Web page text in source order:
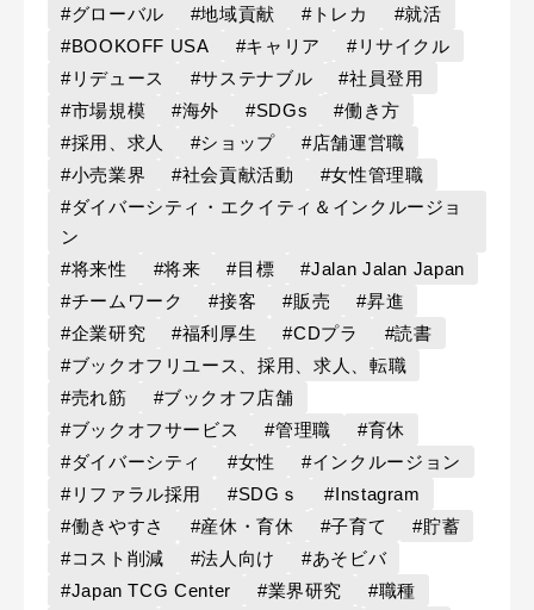
#グローバル
#地域貢献 #トレカ
#就活
#BOOKOFF USA
#キャリア
#リサイクル
#リデュース
#サステナブル
#社員登用
#市場規模
#海外 #SDGs
#働き方
#採用、求人
#ショップ
#店舗運営職
#小売業界
#社会貢献活動
#女性管理職
#ダイバーシティ・エクイティ＆インクルージョ
ン
#将来性
#将来 #目標
#Jalan Jalan Japan
#チームワーク
#接客 #販売
#昇進
#企業研究
#福利厚生 #CDプラ
#読書
#ブックオフリユース、採用、求人、転職
#売れ筋
#ブックオフ店舗
#ブックオフサービス
#管理職
#育休
#ダイバーシティ
#女性
#インクルージョン
#リファラル採用
#SDGｓ
#Instagram
#働きやすさ
#産休・育休 #子育て
#貯蓄
#コスト削減
#法人向け
#あそビバ
#Japan TCG Center
#業界研究
#職種